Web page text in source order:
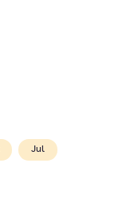
Jul